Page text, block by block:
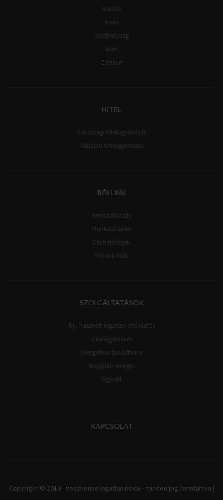
Garázs
Iroda
Üzlethelyiség
Ipari
Zártkert
HITEL
Lakossági hitelügyintézés
Vállalati hitelügyintézés
RÓLUNK
Bemutatkozás
Munkatársaink
Elérhetőségek
Rólunk írták
SZOLGÁLTATÁSOK
Új - használt ingatlan értékésítés
Hitelügyintézés
Energetikai tanúsítvány
Megújuló energia
Ügyvéd
KAPCSOLAT
Copyright © 2019 - Veszhouse Ingatlan Iroda - minden jog fenntartva |